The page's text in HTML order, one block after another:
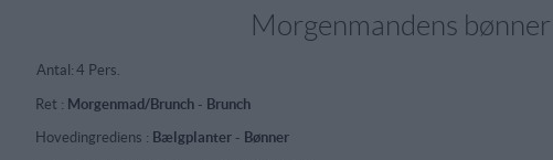
Morgenmandens bønner
Antal: 4 Pers.
Ret : Morgenmad/Brunch- Brunch
Hovedingrediens : Bælgplanter- Bønner